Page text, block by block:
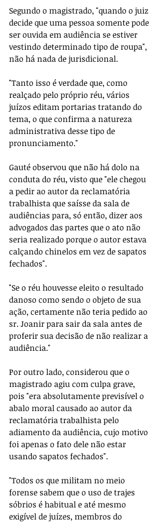
Segundo o magistrado, "quando o juiz
decide que uma pessoa somente pode
ser ouvida em audiência se estiver
vestindo determinado tipo de roupa",
não há nada de jurisdicional.
"Tanto isso é verdade que, como
realçado pelo próprio réu, vários
juízos editam portarias tratando do
tema, o que confirma a natureza
administrativa desse tipo de
pronunciamento."
Gauté observou que não há dolo na
conduta do réu, visto que "ele chegou
a pedir ao autor da reclamatória
trabalhista que saísse da sala de
audiências para, só então, dizer aos
advogados das partes que o ato não
seria realizado porque o autor estava
calçando chinelos em vez de sapatos
fechados".
"Se o réu houvesse eleito o resultado
danoso como sendo o objeto de sua
ação, certamente não teria pedido ao
sr. Joanir para sair da sala antes de
proferir sua decisão de não realizar a
audiência."
Por outro lado, considerou que o
magistrado agiu com culpa grave,
pois "era absolutamente previsível o
abalo moral causado ao autor da
reclamatória trabalhista pelo
adiamento da audiência, cujo motivo
foi apenas o fato dele não estar
usando sapatos fechados".
"Todos os que militam no meio
forense sabem que o uso de trajes
sóbrios é habitual e até mesmo
exigível de juízes, membros do